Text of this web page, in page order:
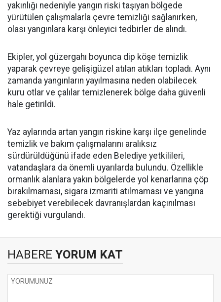
yakınlığı nedeniyle yangın riski taşıyan bölgede
yürütülen çalışmalarla çevre temizliği sağlanırken,
olası yangınlara karşı önleyici tedbirler de alındı.
Ekipler, yol güzergahı boyunca dip köşe temizlik
yaparak çevreye gelişigüzel atılan atıkları topladı. Aynı
zamanda yangınların yayılmasına neden olabilecek
kuru otlar ve çalılar temizlenerek bölge daha güvenli
hale getirildi.
Yaz aylarında artan yangın riskine karşı ilçe genelinde
temizlik ve bakım çalışmalarını aralıksız
sürdürüldüğünü ifade eden Belediye yetkilileri,
vatandaşlara da önemli uyarılarda bulundu. Özellikle
ormanlık alanlara yakın bölgelerde yol kenarlarına çöp
bırakılmaması, sigara izmariti atılmaması ve yangına
sebebiyet verebilecek davranışlardan kaçınılması
gerektiği vurgulandı.
HABERE YORUM KAT